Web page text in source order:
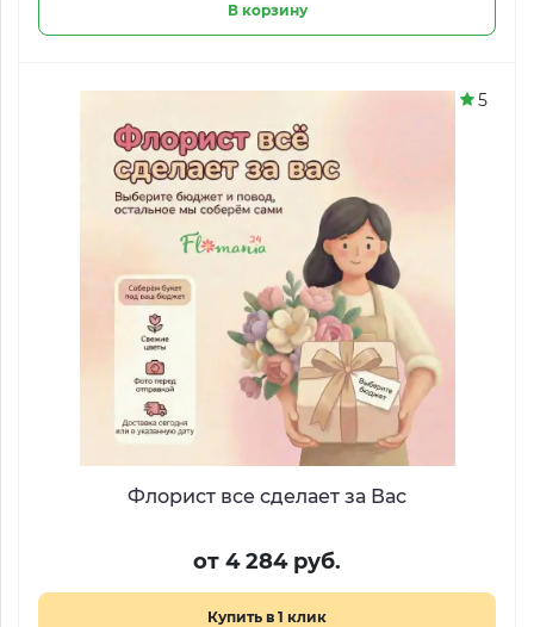
В корзину
Флорист все сделает за Вас
от 4 284 руб.
Купить в 1 клик
5